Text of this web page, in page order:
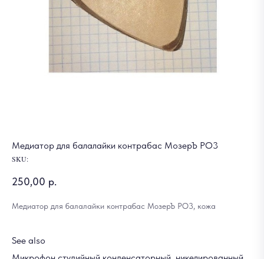
Медиатор для балалайки контрабас МозерЪ РО3
SKU:
250,00 р.
Медиатор для балалайки контрабас МозерЪ РО3, кожа
See also